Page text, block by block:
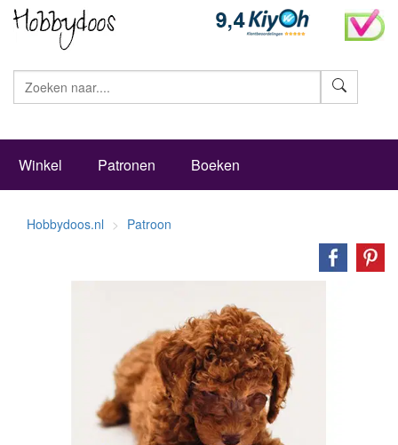
Winkel Patronen Boeken
Hobbydoos.nl Patroon